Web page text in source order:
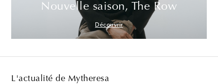
Nouvelle saison, The Row
Découvrir
L'actualité de Mytheresa